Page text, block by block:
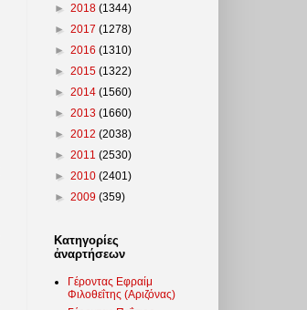
► 2018 (1344)
► 2017 (1278)
► 2016 (1310)
► 2015 (1322)
► 2014 (1560)
► 2013 (1660)
► 2012 (2038)
► 2011 (2530)
► 2010 (2401)
► 2009 (359)
Κατηγορίες
ἀναρτήσεων
Γέροντας Εφραίμ
Φιλοθεΐτης (Αριζόνας)